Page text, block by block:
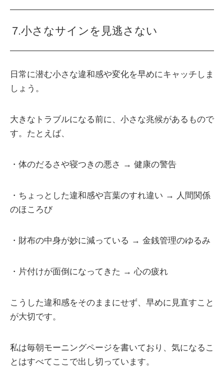
7.小さなサインを見逃さない
日常に潜む小さな違和感や変化を早めにキャッチしま
しょう。
大きなトラブルになる前に、小さな兆候があるもので
す。たとえば、
・体のだるさや寝つきの悪さ → 健康の警告
・ちょっとした違和感や言葉のすれ違い → 人間関係
のほころび
・財布の中身が妙に減っている → 金銭管理のゆるみ
・片付けが面倒になってきた → 心の疲れ
こうした違和感をそのままにせず、早めに見直すこと
が大切です。
私は毎朝モーニングページを書いており、気になるこ
とはすべてここで出し切っています。